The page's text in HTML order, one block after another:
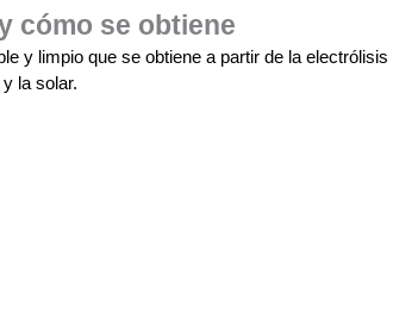
cómo se obtiene
y limpio que se obtiene a partir de la electrólisis
la solar.